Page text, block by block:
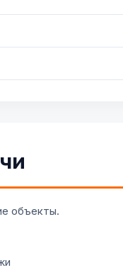
объекты.